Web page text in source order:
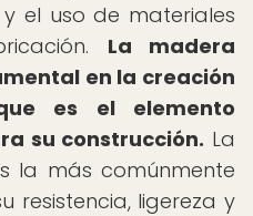
el uso de materiales
La madera
en la creación
es el elemento
su construcción. La
la más comúnmente
resistencia, ligereza y